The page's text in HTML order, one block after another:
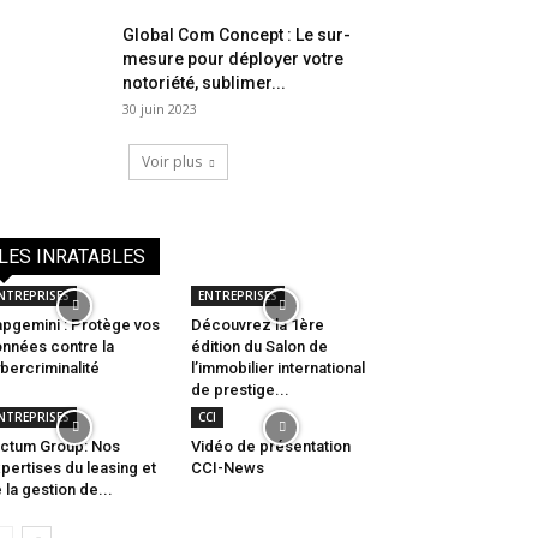
Global Com Concept : Le sur-
mesure pour déployer votre
notoriété, sublimer...
30 juin 2023
Voir plus
LES INRATABLES
: Protège vos
contre la
ENTREPRISES
Découvrez la 1ère
édition du Salon de
l’immobilier international
de prestige...
Group: Nos
du leasing et
la gestion de...
CCI
Vidéo de présentation
CCI-News